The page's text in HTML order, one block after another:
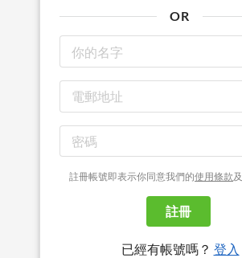
OR
註冊帳號即表示你同意我們的使用條款及
註冊
已經有帳號嗎？ 登入